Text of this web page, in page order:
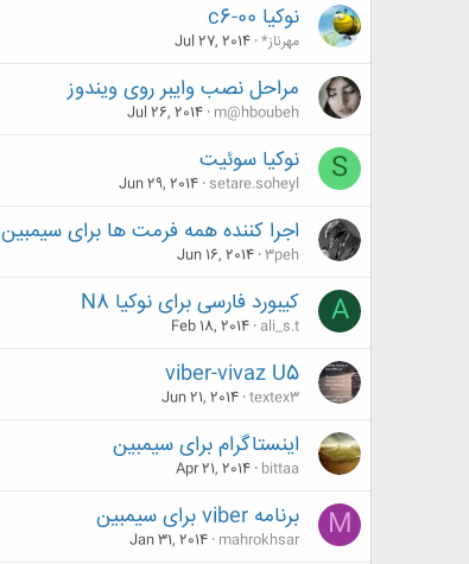
نوکیا 00-c6
مهرناز* Jul 27, 2014
مراحل نصب وایبر روی ویندوز
m@hboubeh
Jul 26, 2014
S نوکیا سوئیت
setare.soheyl
Jun 29, 2014
اجرا کننده همه فرمت ها برای سیمبین
3peh
Jun 16, 2014
A کیبورد فارسی برای نوکیا N8
ali_s.t
Feb 18, 2014
viber-vivaz U5
textex3
Jun 21, 2014
اینستاگرام برای سیمبین
bittaa
Apr 21, 2014
M برنامه viber برای سیمبین
mahrokhsar
Jan 31, 2014